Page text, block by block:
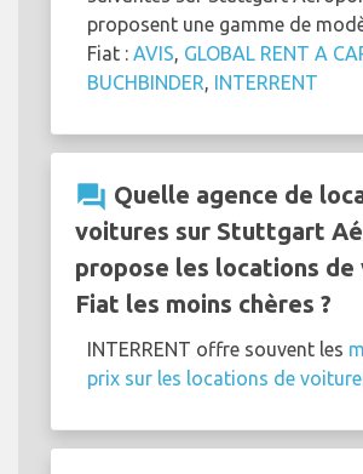
proposent une gamme de
Fiat : AVIS, GLOBAL RENT A
BUCHBINDER, INTERRENT
question_answer Quelle agence de
voitures sur Stuttgart
propose les locations de
Fiat les moins chères ?
INTERRENT offre souvent les
prix sur les locations de